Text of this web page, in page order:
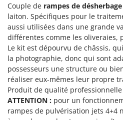
Égreneuses à maïs
Électropompes pour la
Éleveuses artificielles
Enfouisseurs de pierres
Enrouleurs de filets pour
Épareuses pour tracteur
Épépineuses
Équipements de
Campingaz
Castelgarden
Castellari
Ceccato Olindo
Char-Broil
Classe
Clementi
Cofra
Couple de rampes de
laiton. Spécifiques pour le
aussi utilisées dans une grande
différentes comme les oliveraies,
Le kit est dépourvu de châssis,
la photographie, donc qui sont
possesseurs une structure ou
réaliser eux-mêmes leur propre
Produit de qualité professionnelle
ATTENTION : pour un
rampes de pulvérisation jets 4+4